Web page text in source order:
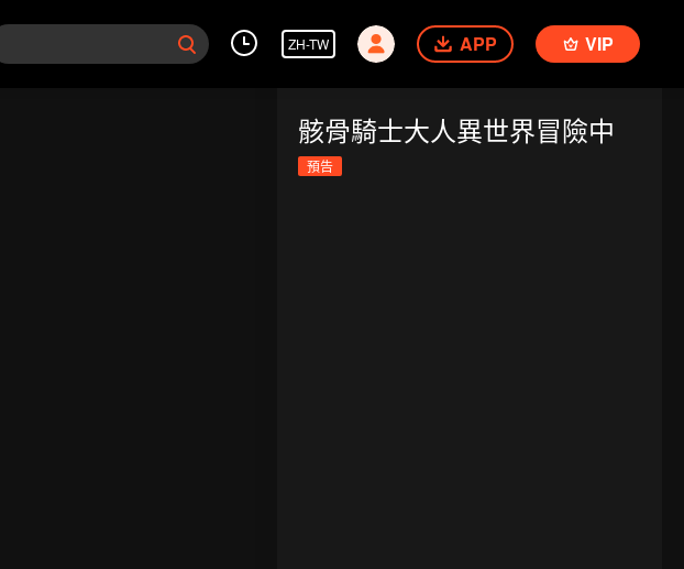
ZH-TW APP VIP
骸骨騎士大人異世界冒險中
預告